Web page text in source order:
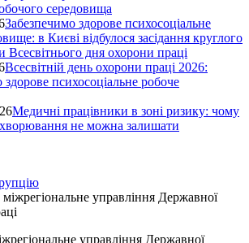
середовища
Забезпечимо здорове психосоціальне
в Києві відбулося засідання круглого
Всесвітнього дня охорони праці
Всесвітній день охорони праці 2026:
психосоціальне робоче
Медичні працівники в зоні ризику: чому
не можна залишати
управління Державної